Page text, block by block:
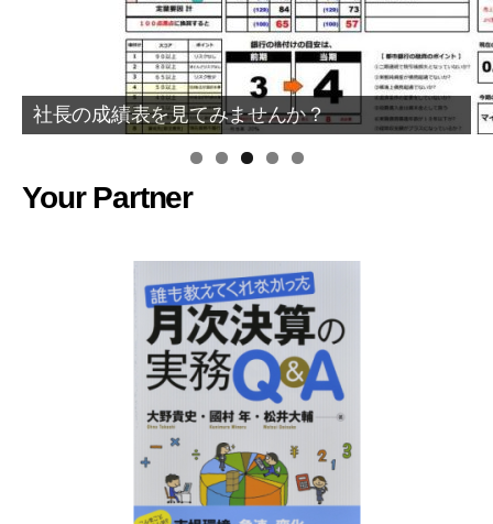
社長の成績表を見てみませんか？
Your Partner